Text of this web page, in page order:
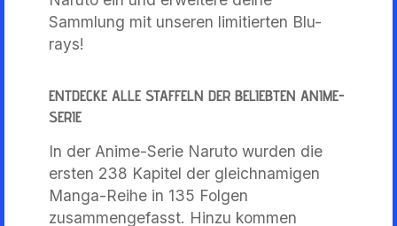
Sammlung mit unseren limitierten Blu-
rays!
ENTDECKE ALLE STAFFELN DER BELIEBTEN ANIME-
SERIE
In der Anime-Serie Naruto wurden die
ersten 238 Kapitel der gleichnamigen
Manga-Reihe in 135 Folgen
zusammengefasst. Hinzu kommen